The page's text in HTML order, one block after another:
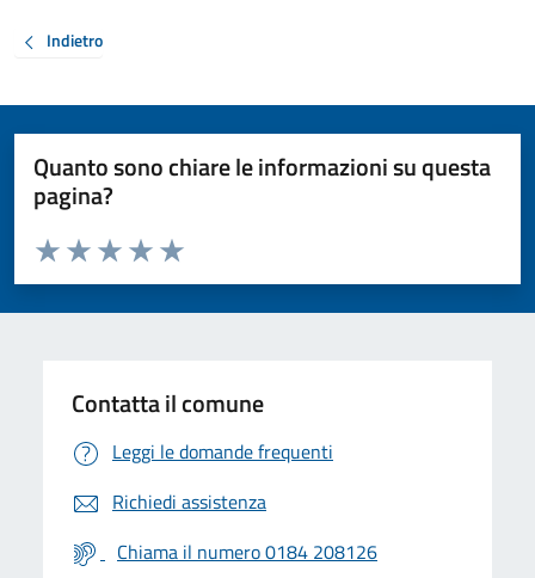
Indietro
Quanto sono chiare le informazioni su questa
pagina?
Valuta da 1 a 5 stelle la pagina
Valuta 5 stelle su 5
Valuta 4 stelle su 5
Valuta 3 stelle su 5
Valuta 2 stelle su 5
Valuta 1 stelle su 5
Contatta il comune
Leggi le domande frequenti
Richiedi assistenza
Chiama il numero 0184 208126